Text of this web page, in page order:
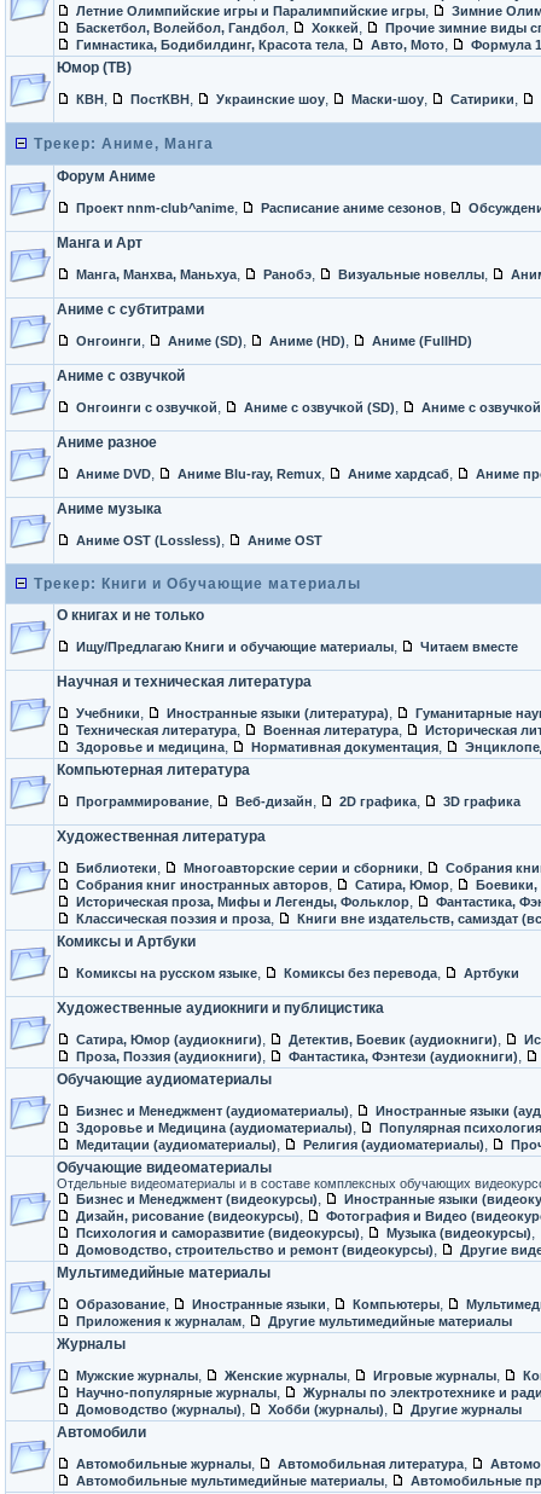
Летние Олимпийские игры и Паралимпийские игры,
Зимние
Баскетбол, Волейбол, Гандбол, Хоккей,
Прочие зимние виды
Гимнастика, Бодибилдинг, Красота тела, Авто, Мото, Формула 1
Юмор (ТВ)
КВН, ПостКВН, Украинские шоу, Маски-шоу, Сатирики,
Трекер: Аниме, Манга
Форум Аниме
Проект nnm-club^anime, Расписание аниме сезонов,
Манга и Арт
Манга, Манхва, Маньхуа, Ранобэ, Визуальные новеллы,
Аниме с субтитрами
Онгоинги, Аниме (SD), Аниме (HD), Аниме (FullHD)
Аниме с озвучкой
Онгоинги с озвучкой, Аниме с озвучкой (SD), Аниме с
Аниме разное
Аниме DVD, Аниме Blu-ray, Remux, Аниме хардсаб, Аниме
Аниме музыка
Аниме OST (Lossless), Аниме OST
Трекер: Книги и Обучающие материалы
О книгах и не только
Ищу/Предлагаю Книги и обучающие материалы, Читаем вместе
Научная и техническая литература
Учебники, Иностранные языки (литература),
Гуманитарные
Техническая литература, Военная литература,
Историческая
Здоровье и медицина, Нормативная документация,
Компьютерная литература
Программирование, Веб-дизайн, 2D графика, 3D графика
Художественная литература
Библиотеки, Многоавторские серии и сборники,
Собрания
Собрания книг иностранных авторов, Сатира, Юмор,
Боевики,
Историческая проза, Мифы и Легенды, Фольклор,
Фантастика,
Классическая поэзия и проза, Книги вне издательств, самиздат
Комиксы и Артбуки
Комиксы на русском языке, Комиксы без перевода, Артбуки
Художественные аудиокниги и публицистика
Сатира, Юмор (аудиокниги), Детектив, Боевик (аудиокниги),
Проза, Поэзия (аудиокниги), Фантастика, Фэнтези (аудиокниги),
Обучающие аудиоматериалы
Бизнес и Менеджмент (аудиоматериалы),
Иностранные языки
Здоровье и Медицина (аудиоматериалы),
Популярная
Медитации (аудиоматериалы), Религия (аудиоматериалы),
Обучающие видеоматериалы
Отдельные видеоматериалы и в составе комплексных обучающих
Бизнес и Менеджмент (видеокурсы),
Иностранные языки
Дизайн, рисование (видеокурсы),
Фотография и Видео
Психология и саморазвитие (видеокурсы), Музыка (видеокурсы),
Домоводство, строительство и ремонт (видеокурсы), Другие
Мультимедийные материалы
Образование, Иностранные языки, Компьютеры,
Приложения к журналам, Другие мультимедийные материалы
Журналы
Мужские журналы, Женские журналы, Игровые журналы,
Научно-популярные журналы,
Журналы по электротехнике и
Домоводство (журналы), Хобби (журналы), Другие журналы
Автомобили
Автомобильные журналы, Автомобильная литература,
Автомобильные мультимедийные материалы, Автомобильные